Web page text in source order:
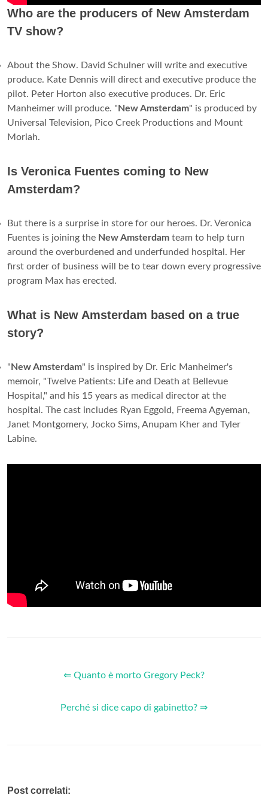
Who are the producers of New Amsterdam
TV show?
About the Show. David Schulner will write and executive
produce. Kate Dennis will direct and executive produce the
pilot. Peter Horton also executive produces. Dr. Eric
Manheimer will produce. " New Amsterdam" is produced by
Universal Television, Pico Creek Productions and Mount
Moriah.
Is Veronica Fuentes coming to New
Amsterdam?
But there is a surprise in store for our heroes. Dr. Veronica
Fuentes is joining the New Amsterdam team to help turn
around the overburdened and underfunded hospital. Her
first order of business will be to tear down every progressive
program Max has erected.
What is New Amsterdam based on a true
story?
" New Amsterdam" is inspired by Dr. Eric Manheimer's
memoir, "Twelve Patients: Life and Death at Bellevue
Hospital," and his 15 years as medical director at the
hospital. The cast includes Ryan Eggold, Freema Agyeman,
Janet Montgomery, Jocko Sims, Anupam Kher and Tyler
Labine.
⇐ Quanto è morto Gregory Peck?
Perché si dice capo di gabinetto? ⇒
Post correlati: